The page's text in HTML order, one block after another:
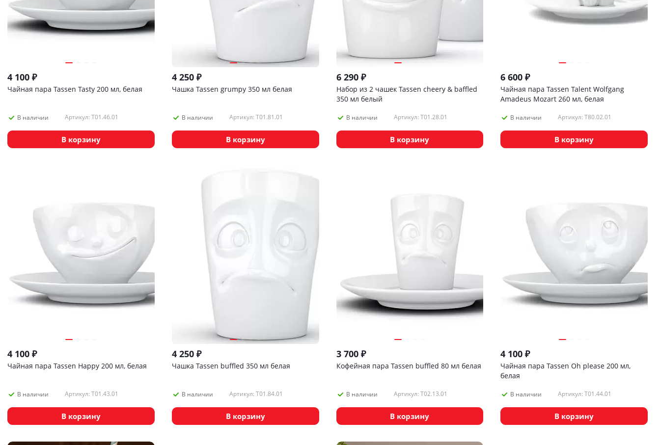
4 100 ₽
Чайная пара Tassen Tasty 200 мл, белая
В наличии Артикул: T01.46.01
В корзину
4 250₽
Чашка Tassen grumpy 350 мл белая
В наличии Артикул: T01.81.01
В корзину
6 290₽
Набор из 2 чашек Tassen cheery & baffled
350 мл белый
В наличии Артикул: T01.28.01
В корзину
6 600 ₽
Чайная пара Tassen Talent Wolfgang
Amadeus Mozart 260 мл, белая
В наличии Артикул: T80.02.01
В корзину
4 100 ₽
Чайная пара Tassen Happy 200 мл, белая
В наличии Артикул: T01.43.01
В корзину
4 250₽
Чашка Tassen buffled 350 мл белая
В наличии Артикул: T01.84.01
В корзину
3 700₽
Кофейная пара Tassen buffled 80 мл белая
В наличии Артикул: T02.13.01
В корзину
4 100 ₽
Чайная пара Tassen Oh please 200 мл,
белая
В наличии Артикул: T01.44.01
В корзину